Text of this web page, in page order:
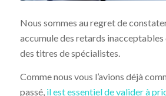
Nous sommes au regret de
accumule des retards
des titres de spécialistes.
Comme nous vous l’avions déjà
passé, il est essentiel de valider à